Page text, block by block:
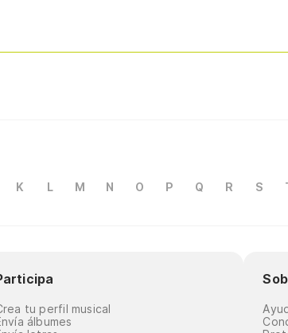
K L M N O P Q R S
tu perfil musical
álbumes